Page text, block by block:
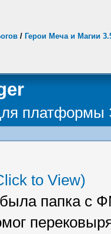
/ Герои Меча и Магии
платформы
to View)
папка с